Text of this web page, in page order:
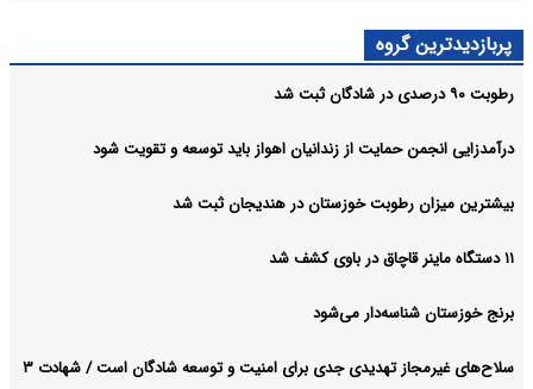
پربازدیدترین گروه
رطوبت ۹۰ درصدی در شادگان ثبت شد
درآمدزایی انجمن حمایت از زندانیان اهواز باید توسعه و تقویت شود
بیشترین میزان رطوبت خوزستان در هندیجان ثبت شد
۱۱ دستگاه ماینر قاچاق در باوی کشف شد
برنج خوزستان شناسه‌دار می‌شود
سلاح‌های غیرمجاز تهدیدی جدی برای امنیت و توسعه شادگان است / شهادت ۳